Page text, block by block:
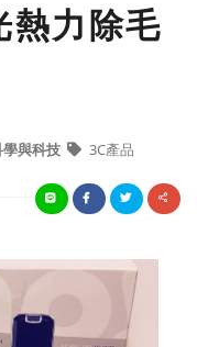
熱力除毛
學與科技 3C產品